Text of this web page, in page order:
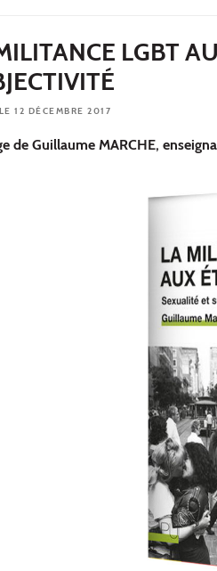
LGBT
12 DÉCEMBRE 2017
de Guillaume MARCHE,